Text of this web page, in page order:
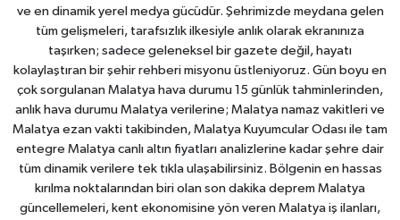
ve en dinamik yerel medya gücüdür. Şehrimizde meydana gelen
tüm gelişmeleri, tarafsızlık ilkesiyle anlık olarak ekranınıza
taşırken; sadece geleneksel bir gazete değil, hayatı
kolaylaştıran bir şehir rehberi misyonu üstleniyoruz. Gün boyu en
çok sorgulanan Malatya hava durumu 15 günlük tahminlerinden,
anlık hava durumu Malatya verilerine; Malatya namaz vakitleri ve
Malatya ezan vakti takibinden, Malatya Kuyumcular Odası ile tam
entegre Malatya canlı altın fiyatları analizlerine kadar şehre dair
tüm dinamik verilere tek tıkla ulaşabilirsiniz. Bölgenin en hassas
kırılma noktalarından biri olan son dakika deprem Malatya
güncellemeleri, kent ekonomisine yön veren Malatya iş ilanları,